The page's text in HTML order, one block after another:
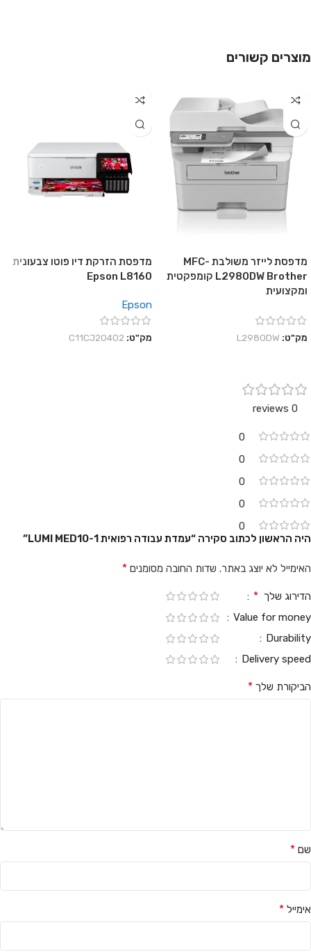
מוצרים קשורים
מדפסת לייזר משולבת MFC-
L2980DW Brother קומפקטית
ומקצועית
מק"ט: L2980DW
מדפסת הזרקת דיו פוטו צבעונית
Epson L8160
Epson
מק"ט: C11CJ20402
0 reviews
0
0
0
0
0
היה הראשון לכתוב סקירה “עמדת עבודה רפואית LUMI MED10-1”
האימייל לא יוצג באתר. שדות החובה מסומנים *
הדירוג שלך *
Value for money
Durability
Delivery speed
הביקורת שלך *
שם *
אימייל *